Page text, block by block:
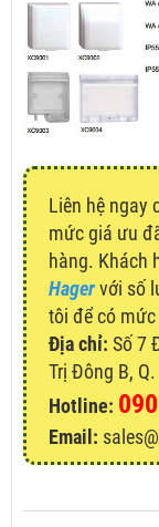
Liên hệ ngay
mức giá ưu
hàng. Khách
Hagervới số
tôi để có
Địa chỉ: Số 7
Trị Đông B,
Hotline:
Email: